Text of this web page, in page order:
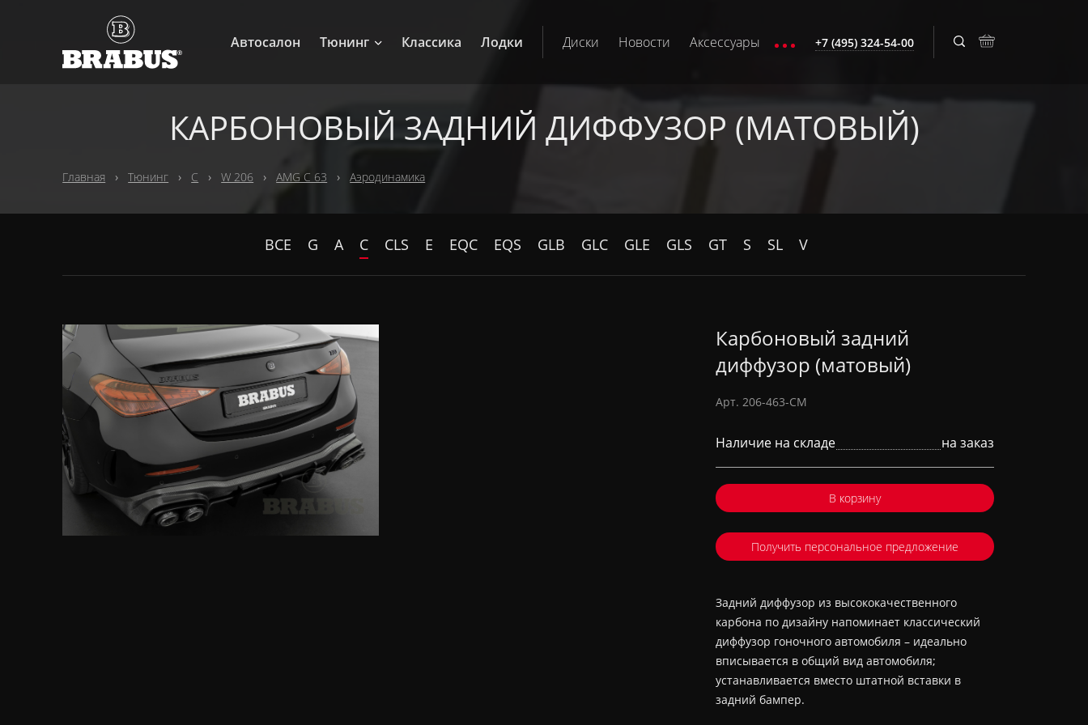
Автосалон Тюнинг Классика Лодки Диски Новости Аксессуары +7 (495) 324-54-00
КАРБОНОВЫЙ ЗАДНИЙ ДИФФУЗОР (МАТОВЫЙ)
Главная Тюнинг C W 206 AMG C 63 Аэродинамика
ВСЕ G A C CLS E EQC EQS GLB GLC GLE GLS GT S SL V
Карбоновый задний
диффузор (матовый)
Арт. 206-463-CM
Наличие на складе на заказ
В корзину
Получить персональное предложение
Задний диффузор из высококачественного
карбона по дизайну напоминает классический
диффузор гоночного автомобиля – идеально
вписывается в общий вид автомобиля;
устанавливается вместо штатной вставки в
задний бампер.